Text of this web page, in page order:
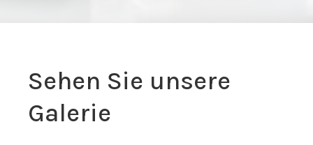
Sehen Sie unsere
Galerie